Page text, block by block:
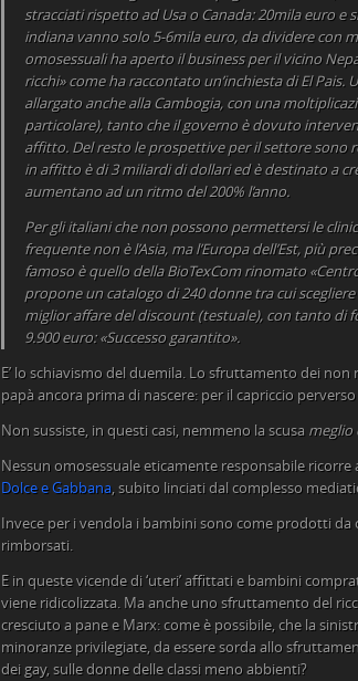
stracciati rispetto ad Usa o Canada: 20mila euro e
indiana vanno solo 5-6mila euro, da dividere con
omosessuali ha aperto il business per il vicino
ricchi» come ha raccontato un’inchiesta di El
allargato anche alla Cambogia, con una
particolare), tanto che il governo è dovuto
affitto. Del resto le prospettive per il settore sono
in affitto è di 3 miliardi di dollari ed è destinato a
aumentano ad un ritmo del 200% l’anno.
Per gli italiani che non possono permettersi le
frequente non è l’Asia, ma l’Europa dell’Est, più
famoso è quello della BioTexCom rinomato
propone un catalogo di 240 donne tra cui
miglior affare del discount (testuale), con tanto di
9.900 euro: «Successo garantito».
E’ lo schiavismo del duemila. Lo sfruttamento dei
papà ancora prima di nascere: per il capriccio
Non sussiste, in questi casi, nemmeno la scusa meglio
Nessun omosessuale eticamente responsabile ricorre
Dolce e Gabbana, subito linciati dal complesso
Invece per i vendola i bambini sono come prodotti
rimborsati.
E in queste vicende di ‘uteri’ affittati e bambini
viene ridicolizzata. Ma anche uno sfruttamento del
cresciuto a pane e Marx: come è possibile, che la
minoranze privilegiate, da essere sorda allo
dei gay, sulle donne delle classi meno abbienti?